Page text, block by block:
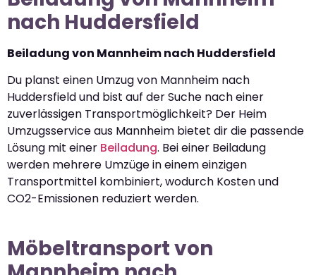
nach Huddersfield
Beiladung von Mannheim nach Huddersfield
Du planst einen Umzug von Mannheim nach
Huddersfield und bist auf der Suche nach einer
zuverlässigen Transportmöglichkeit? Der Heim
Umzugsservice aus Mannheim bietet dir die passende
Lösung mit einer Beiladung. Bei einer Beiladung
werden mehrere Umzüge in einem einzigen
Transportmittel kombiniert, wodurch Kosten und
CO2-Emissionen reduziert werden.
Möbeltransport von